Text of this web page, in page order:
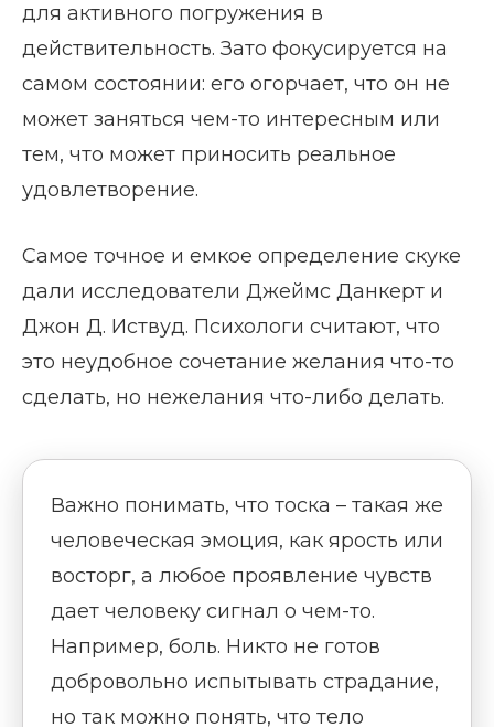
для активного погружения в
действительность. Зато фокусируется на
самом состоянии: его огорчает, что он не
может заняться чем-то интересным или
тем, что может приносить реальное
удовлетворение.
Самое точное и емкое определение скуке
дали исследователи Джеймс Данкерт и
Джон Д. Иствуд. Психологи считают, что
это неудобное сочетание желания что-то
сделать, но нежелания что-либо делать.
Важно понимать, что тоска – такая же
человеческая эмоция, как ярость или
восторг, а любое проявление чувств
дает человеку сигнал о чем-то.
Например, боль. Никто не готов
добровольно испытывать страдание,
но так можно понять, что тело